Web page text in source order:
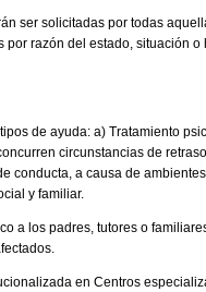
ser solicitadas por todas
por razón del estado, situación
de ayuda: a) Tratamiento
circunstancias de
conducta, a causa de
y familiar.
a los padres, tutores o
en Centros